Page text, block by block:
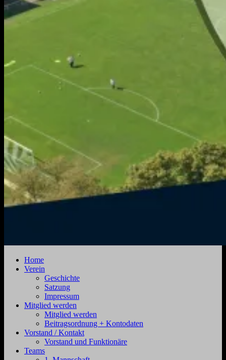
Zehdenick
Jahnstraße
Zehdenick
Home
Verein
Geschichte
Satzung
Impressum
Mitglied werden
Mitglied werden
Beitragsordnung + Kontodaten
Vorstand / Kontakt
Vorstand und Funktionäre
Teams